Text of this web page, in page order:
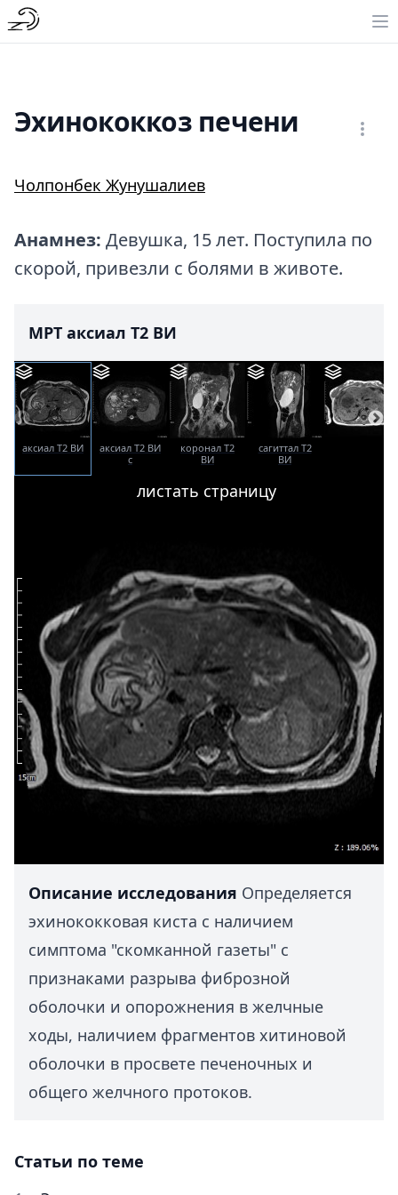
Эхинококкоз печени
Чолпонбек Жунушалиев
Анамнез: Девушка, 15 лет. Поступила по
скорой, привезли с болями в животе.
МРТ аксиал T2 ВИ
аксиал T2 ВИ
аксиал T2 ВИ
с
коронал T2
ВИ
сагиттал T2
ВИ
листать страницу
Описание исследования Определяется
эхинококковая киста с наличием
симптома "скомканной газеты" с
признаками разрыва фиброзной
оболочки и опорожнения в желчные
ходы, наличием фрагментов хитиновой
оболочки в просвете печеночных и
общего желчного протоков.
Статьи по теме